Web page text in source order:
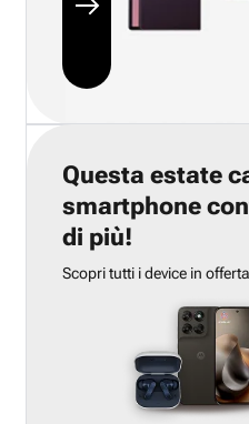
Questa estate
smartphone
di più!
Scopri tutti i device in offerta